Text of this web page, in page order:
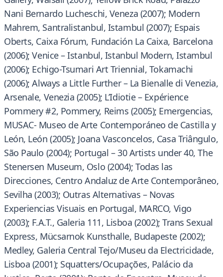
Nani Bernardo Lucheschi, Veneza (2007); Modern
Mahrem, Santralistanbul, Istambul (2007); Espais
Oberts, Caixa Fórum, Fundación La Caixa, Barcelona
(2006); Venice – Istanbul, Istanbul Modern, Istambul
(2006); Echigo-Tsumari Art Triennial, Tokamachi
(2006); Always a Little Further – La Bienalle di Venezia,
Arsenale, Venezia (2005); L’Idiotie – Expérience
Pommery #2, Pommery, Reims (2005); Emergencias,
MUSAC- Museo de Arte Contemporáneo de Castilla y
León, León (2005); Joana Vasconcelos, Casa Triângulo,
São Paulo (2004); Portugal – 30 Artists under 40, The
Stenersen Museum, Oslo (2004); Todas las
Direcciones, Centro Andaluz de Arte Contemporâneo,
Sevilha (2003); Outras Alternativas – Novas
Experiencias Visuais en Portugal, MARCO, Vigo
(2003); F.A.T., Galeria 111, Lisboa (2002); Trans Sexual
Express, Mücsarnok Kunsthalle, Budapeste (2002);
Medley, Galeria Central Tejo/Museu da Electricidade,
Lisboa (2001); Squatters/Ocupações, Palácio da